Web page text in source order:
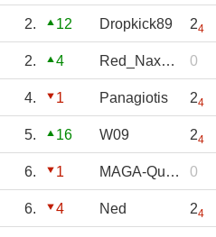
2. 12 Dropkick89 24
2. 4 Red_Nax_Ela 0
4. 1 Panagiotis 24
5. 16 W09 24
6. 1 MAGA-Quark 0
6. 4 Ned 24